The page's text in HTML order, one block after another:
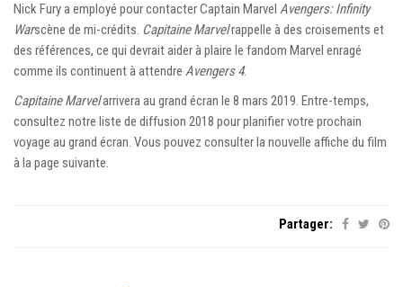
Nick Fury a employé pour contacter Captain Marvel Avengers: Infinity
Warscène de mi-crédits. Capitaine Marvelrappelle à des croisements et
des références, ce qui devrait aider à plaire le fandom Marvel enragé
comme ils continuent à attendre Avengers 4.
Capitaine Marvelarrivera au grand écran le 8 mars 2019. Entre-temps,
consultez notre liste de diffusion 2018 pour planifier votre prochain
voyage au grand écran. Vous pouvez consulter la nouvelle affiche du film
à la page suivante.
Partager: